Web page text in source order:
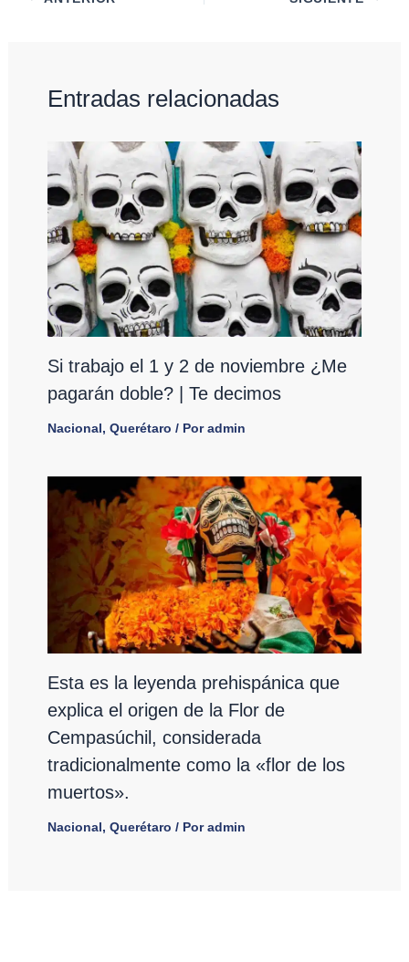
Entradas relacionadas
Si trabajo el 1 y 2 de noviembre ¿Me
pagarán doble? | Te decimos
Nacional, Querétaro / Poradmin
Esta es la leyenda prehispánica que
explica el origen de la Flor de
Cempasúchil, considerada
tradicionalmente como la «flor de los
muertos».
Nacional, Querétaro / Poradmin